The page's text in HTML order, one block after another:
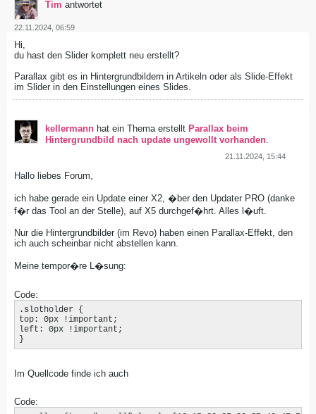
Tim antwortet
22.11.2024, 06:59
Hi,
du hast den Slider komplett neu erstellt?
Parallax gibt es in Hintergrundbildern in Artikeln oder als Slide-Effekt
im Slider in den Einstellungen eines Slides.
kellermann hat ein Thema erstellt Parallax beim
Hintergrundbild nach update ungewollt vorhanden
21.11.2024, 15:44
Hallo liebes Forum,
ich habe gerade ein Update einer X2, �ber den Updater PRO (danke
f�r das Tool an der Stelle), auf X5 durchgef�hrt. Alles l�uft.
Nur die Hintergrundbilder (im Revo) haben einen Parallax-Effekt, den
ich auch scheinbar nicht abstellen kann.
Meine tempor�re L�sung:
Code:
.slotholder {
top: 0px !important;
left: 0px !important;
}
Im Quellcode finde ich auch
Code: